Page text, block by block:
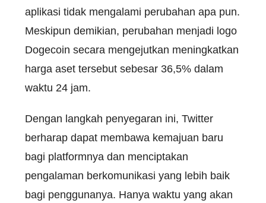
aplikasi tidak mengalami perubahan apa pun.
Meskipun demikian, perubahan menjadi logo
Dogecoin secara mengejutkan meningkatkan
harga aset tersebut sebesar 36,5% dalam
waktu 24 jam.
Dengan langkah penyegaran ini, Twitter
berharap dapat membawa kemajuan baru
bagi platformnya dan menciptakan
pengalaman berkomunikasi yang lebih baik
bagi penggunanya. Hanya waktu yang akan